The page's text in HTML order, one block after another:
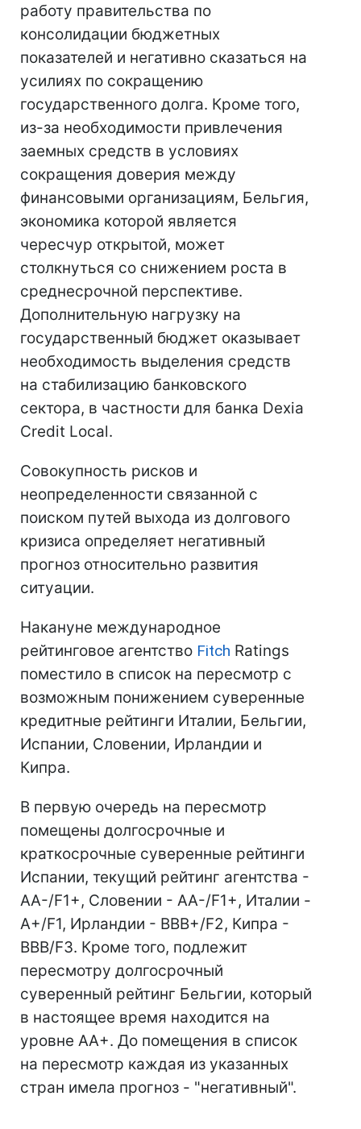
работу правительства по
консолидации бюджетных
показателей и негативно сказаться на
усилиях по сокращению
государственного долга. Кроме того,
из-за необходимости привлечения
заемных средств в условиях
сокращения доверия между
финансовыми организациям, Бельгия,
экономика которой является
чересчур открытой, может
столкнуться со снижением роста в
среднесрочной перспективе.
Дополнительную нагрузку на
государственный бюджет оказывает
необходимость выделения средств
на стабилизацию банковского
сектора, в частности для банка Dexia
Credit Local.
Совокупность рисков и
неопределенности связанной с
поиском путей выхода из долгового
кризиса определяет негативный
прогноз относительно развития
ситуации.
Накануне международное
рейтинговое агентство Fitch Ratings
поместило в список на пересмотр с
возможным понижением суверенные
кредитные рейтинги Италии, Бельгии,
Испании, Словении, Ирландии и
Кипра.
В первую очередь на пересмотр
помещены долгосрочные и
краткосрочные суверенные рейтинги
Испании, текущий рейтинг агентства -
АА-/F1+, Словении - АА-/F1+, Италии -
A+/F1, Ирландии - ВВВ+/F2, Кипра -
ВВВ/F3. Кроме того, подлежит
пересмотру долгосрочный
суверенный рейтинг Бельгии, который
в настоящее время находится на
уровне АА+. До помещения в список
на пересмотр каждая из указанных
стран имела прогноз - "негативный".